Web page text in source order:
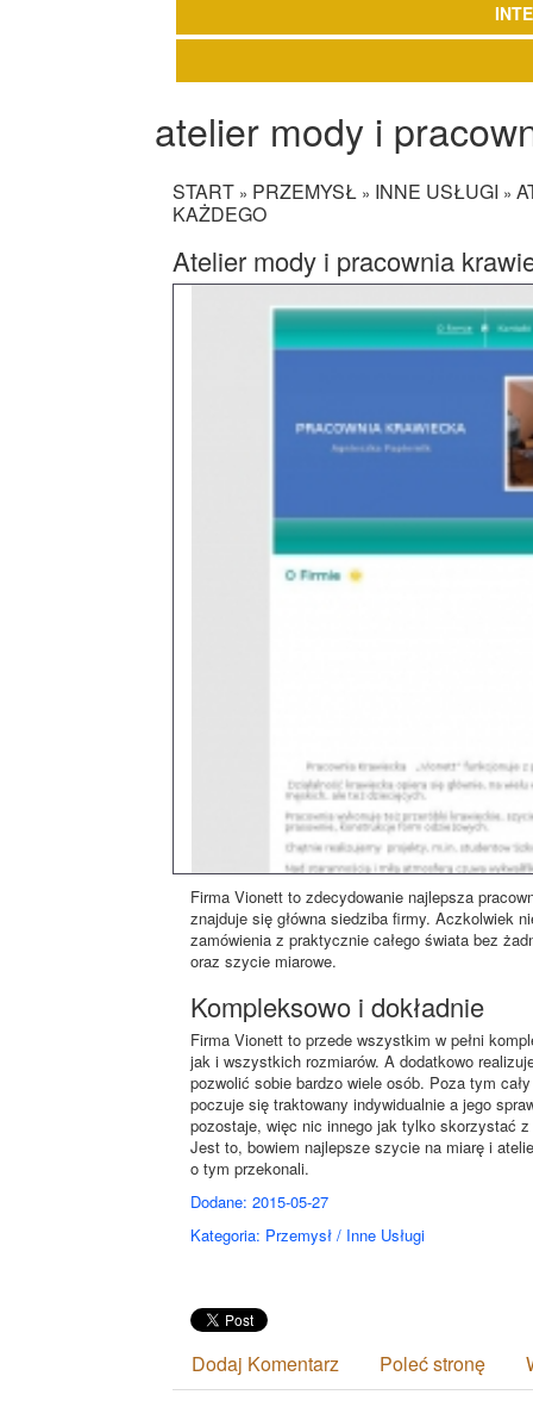
atelier mody i
START » PRZEMYSŁ » INNE USŁUGI »
KAŻDEGO
Atelier mody i pracownia
Firma Vionett to zdecydowanie najlepsza
znajduje się główna siedziba firmy. Aczkolwiek
zamówienia z praktycznie całego świata bez
oraz szycie miarowe.
Kompleksowo i dokładnie
Firma Vionett to przede wszystkim w pełni
jak i wszystkich rozmiarów. A dodatkowo
pozwolić sobie bardzo wiele osób. Poza tym
poczuje się traktowany indywidualnie a jego
pozostaje, więc nic innego jak tylko skorzystać
Jest to, bowiem najlepsze szycie na miarę i
o tym przekonali.
Dodane: 2015-05-27
Kategoria: Przemysł / Inne Usługi
Dodaj Komentarz Poleć stronę